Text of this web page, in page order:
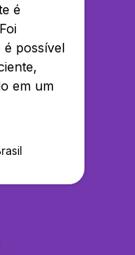
é
possível
em um